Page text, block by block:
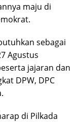
maju di
sebagai
Agustus
jajaran dan
DPW, DPC
di Pilkada